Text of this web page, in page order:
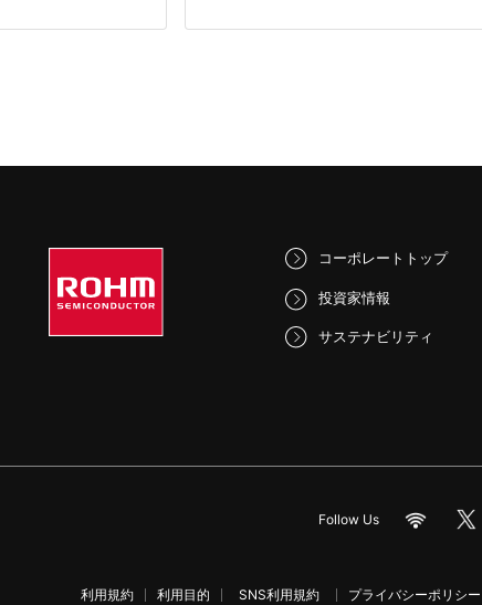
コーポレートトップ
投資家情報
サステナビリティ
Follow Us
利用規約 利用目的 SNS利用規約 プライバシーポリシー